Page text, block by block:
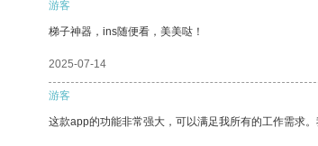
游客
梯子神器，ins随便看，美美哒！
2025-07-14
游客
这款app的功能非常强大，可以满足我所有的工作需求